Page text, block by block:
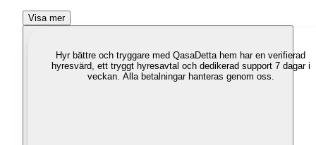
Visa mer
Hyr bättre och tryggare med QasaDetta hem har en verifierad
hyresvärd, ett tryggt hyresavtal och dedikerad support 7 dagar i
veckan. Alla betalningar hanteras genom oss.